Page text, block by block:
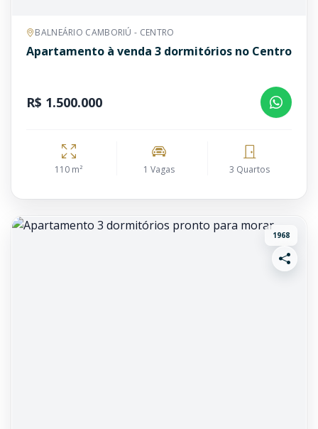
BALNEÁRIO CAMBORIÚ - CENTRO
Apartamento à venda 3 dormitórios no Centro
R$ 1.500.000
110 m² 1 Vagas 3 Quartos
1968